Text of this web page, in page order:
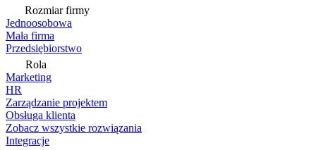
Rozmiar firmy
Jednoosobowa
Mała firma
Przedsiębiorstwo
Rola
Marketing
HR
Zarządzanie projektem
Obsługa klienta
Zobacz wszystkie rozwiązania
Integracje